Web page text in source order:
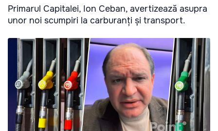
Primarul Capitalei, Ion Ceban, avertizează asupra
unor noi scumpiri la carburanți și transport.